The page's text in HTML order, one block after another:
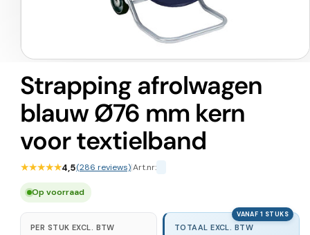
openen
in
modaal
Strapping afrolwagen
blauw Ø76 mm kern
voor textielband
★★★★★4,5(286 reviews)|Art.nr:
Op voorraad
PER STUK EXCL. BTW
VANAF 1 STUKS
TOTAAL EXCL. BTW